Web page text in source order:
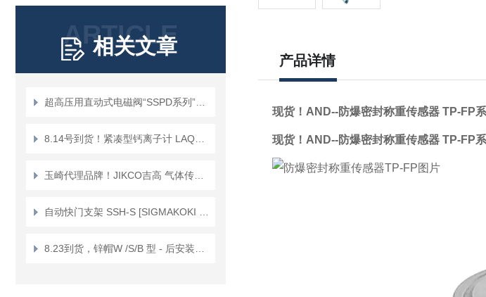
ARTICLE
相关文章
产品详情
现货！AND--防爆密封称重传感器 TP-FP
现货！AND--防爆密封称重传感器 TP-FP